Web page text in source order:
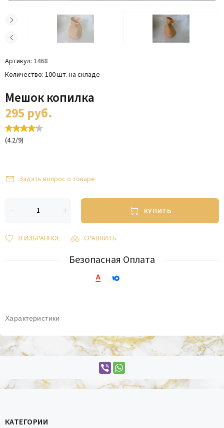
Артикул 1468
Количество 100 шт. на складе
Мешок копилка
295 руб.
(4.2/9)
Задать вопрос о товаре
КУПИТЬ
В ИЗБРАННОЕ СРАВНИТЬ
Безопасная Оплата
Характеристики
КАТЕГОРИИ